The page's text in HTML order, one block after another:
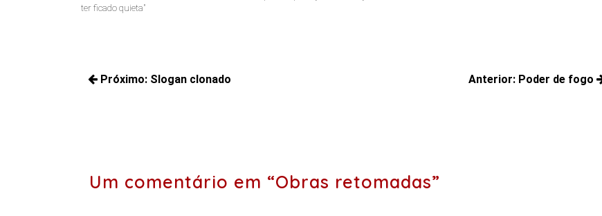
ter ficado quieta"
Navegação
Anterior: Poder de fogo
Próximo: Slogan clonado
Um comentário em “Obras retomadas”